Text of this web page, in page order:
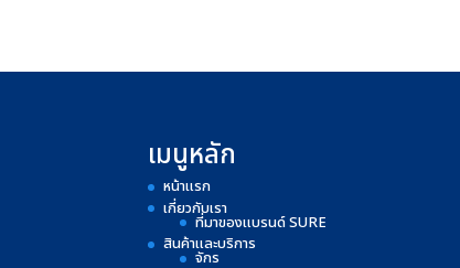
เมนูหลัก
หน้าแรก
เกี่ยวกับเรา
ที่มาของแบรนด์ SURE
สินค้าและบริการ
จักร